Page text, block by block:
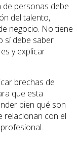
de personas debe
del talento,
negocio. No tiene
sí debe saber
y explicar
brechas de
que esta
bien qué son
relacionan con el